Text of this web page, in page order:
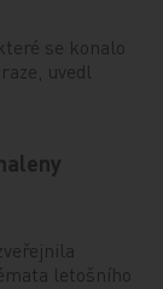
se konalo
uvedl
letošního